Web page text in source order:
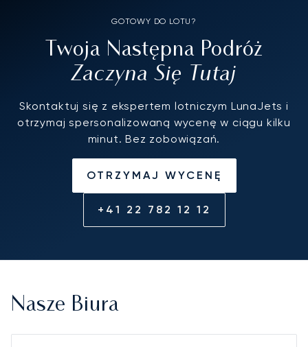
GOTOWY DO LOTU?
Twoja Następna Podróż
Zaczyna Się Tutaj
Skontaktuj się z ekspertem lotniczym LunaJets i
otrzymaj spersonalizowaną wycenę w ciągu kilku
minut. Bez zobowiązań.
OTRZYMAJ WYCENĘ
+41 22 782 12 12
Nasze Biura